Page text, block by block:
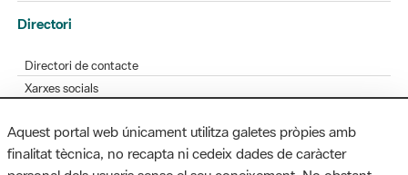
Directori
Directori de contacte
Xarxes socials
Bústia de suggeriments
Opineu sobre els parcs
Aquest portal web únicament utilitza galetes pròpies amb
finalitat tècnica, no recapta ni cedeix dades de caràcter